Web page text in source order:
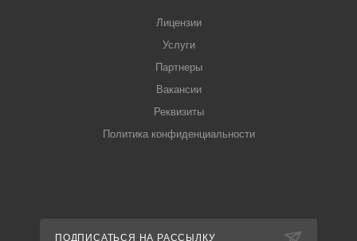
Лицензии
Услуги
Партнеры
Вакансии
Реквизиты
Политика конфиденциальности
ПОДПИСАТЬСЯ НА РАССЫЛКУ